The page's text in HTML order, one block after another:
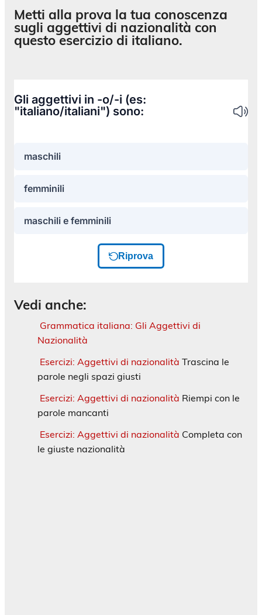
Metti alla prova la tua conoscenza
sugli aggettivi di nazionalità con
questo esercizio di italiano.
Vedi anche:
Grammatica italiana: Gli Aggettivi di
Nazionalità
Esercizi: Aggettivi di nazionalità Trascina le
parole negli spazi giusti
Esercizi: Aggettivi di nazionalità Riempi con le
parole mancanti
Esercizi: Aggettivi di nazionalità Completa con
le giuste nazionalità